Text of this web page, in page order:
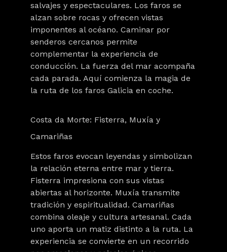
salvajes y espectaculares. Los faros se
alzan sobre rocas y ofrecen vistas
imponentes al océano. Caminar por
senderos cercanos permite
complementar la experiencia de
conducción. La fuerza del mar acompaña
cada parada. Aquí comienza la magia de
la ruta de los faros Galicia en coche.
Costa da Morte: Fisterra, Muxía y
Camariñas
Estos faros evocan leyendas y simbolizan
la relación eterna entre mar y tierra.
Fisterra impresiona con sus vistas
abiertas al horizonte. Muxía transmite
tradición y espiritualidad. Camariñas
combina oleaje y cultura artesanal. Cada
uno aporta un matiz distinto a la ruta. La
experiencia se convierte en un recorrido